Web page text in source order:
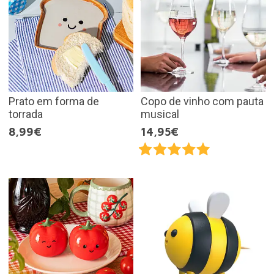
Prato em forma de
torrada
8,99€
Copo de vinho com pauta
musical
14,95€